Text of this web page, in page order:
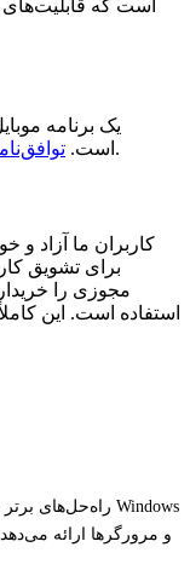
است که قابلیت‌های
مرورگر Safari است. را بخوانید.
کاربران ما آزاد و
برای تشویق
مجوزی را
استفاده است. این
و مرورگرها ارائه